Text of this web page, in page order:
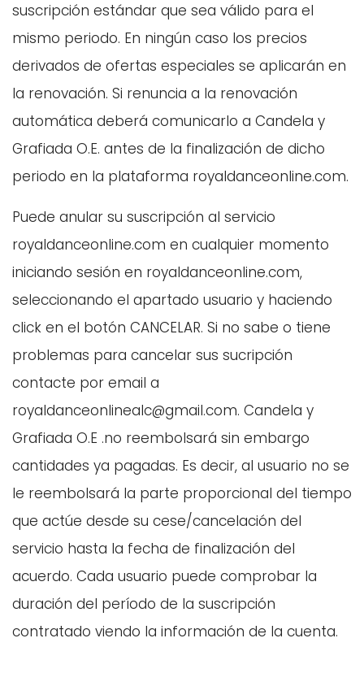
suscripción estándar que sea válido para el
mismo periodo. En ningún caso los precios
derivados de ofertas especiales se aplicarán en
la renovación. Si renuncia a la renovación
automática deberá comunicarlo a Candela y
Grafiada O.E. antes de la finalización de dicho
periodo en la plataforma royaldanceonline.com.
Puede anular su suscripción al servicio
royaldanceonline.com en cualquier momento
iniciando sesión en royaldanceonline.com,
seleccionando el apartado usuario y haciendo
click en el botón CANCELAR. Si no sabe o tiene
problemas para cancelar sus sucripción
contacte por email a
royaldanceonlinealc@gmail.com. Candela y
Grafiada O.E .no reembolsará sin embargo
cantidades ya pagadas. Es decir, al usuario no se
le reembolsará la parte proporcional del tiempo
que actúe desde su cese/cancelación del
servicio hasta la fecha de finalización del
acuerdo. Cada usuario puede comprobar la
duración del período de la suscripción
contratado viendo la información de la cuenta.